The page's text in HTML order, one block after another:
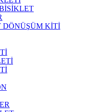
DÖNÜŞÜM KİTİ